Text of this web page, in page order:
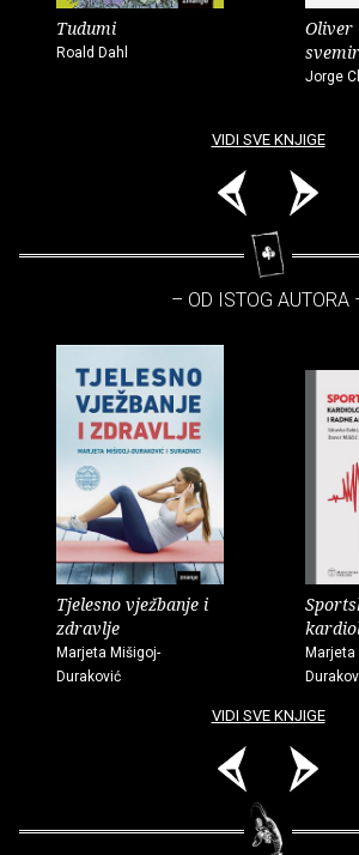
Tudumi
Roald Dahl
Oliver
Jorge
VIDI SVE KNJIGE
– OD ISTOG AUTORA
Tjelesno vježbanje i
zdravlje
Marjeta Mišigoj-
Duraković
Marjeta
VIDI SVE KNJIGE